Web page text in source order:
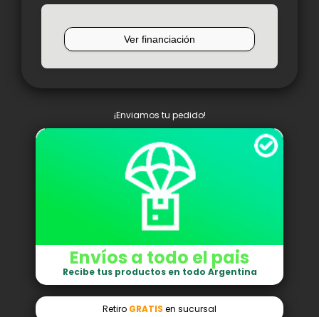
¡Enviamos tu pedido!
Envíos a todo el pais
Recibe tus productos en todo Argentina
Retiro GRATIS en sucursal